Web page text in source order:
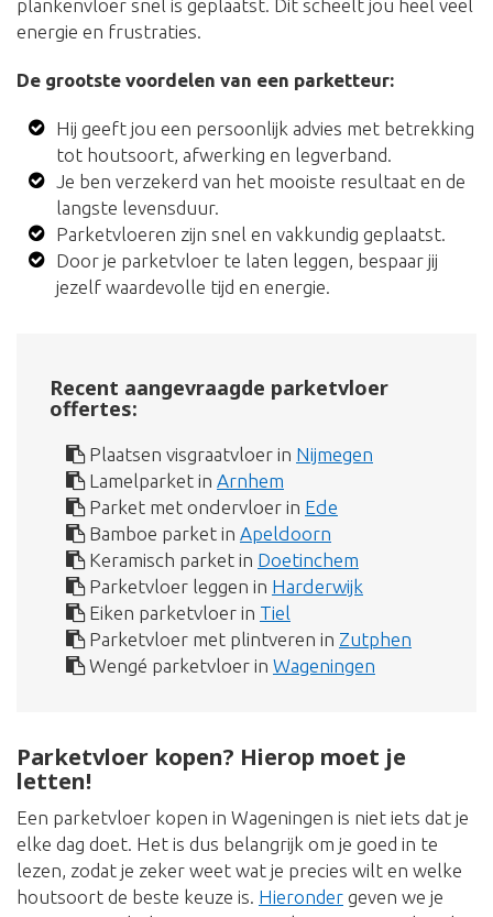
plankenvloer snel is geplaatst. Dit scheelt jou heel veel
energie en frustraties.
De grootste voordelen van een parketteur:
Hij geeft jou een persoonlijk advies met betrekking
tot houtsoort, afwerking en legverband.
Je ben verzekerd van het mooiste resultaat en de
langste levensduur.
Parketvloeren zijn snel en vakkundig geplaatst.
Door je parketvloer te laten leggen, bespaar jij
jezelf waardevolle tijd en energie.
Recent aangevraagde parketvloer
offertes:
Plaatsen visgraatvloer in Nijmegen
Lamelparket in Arnhem
Parket met ondervloer in Ede
Bamboe parket in Apeldoorn
Keramisch parket in Doetinchem
Parketvloer leggen in Harderwijk
Eiken parketvloer in Tiel
Parketvloer met plintveren in Zutphen
Wengé parketvloer in Wageningen
Parketvloer kopen? Hierop moet je
letten!
Een parketvloer kopen in Wageningen is niet iets dat je
elke dag doet. Het is dus belangrijk om je goed in te
lezen, zodat je zeker weet wat je precies wilt en welke
houtsoort de beste keuze is. Hieronder geven we je